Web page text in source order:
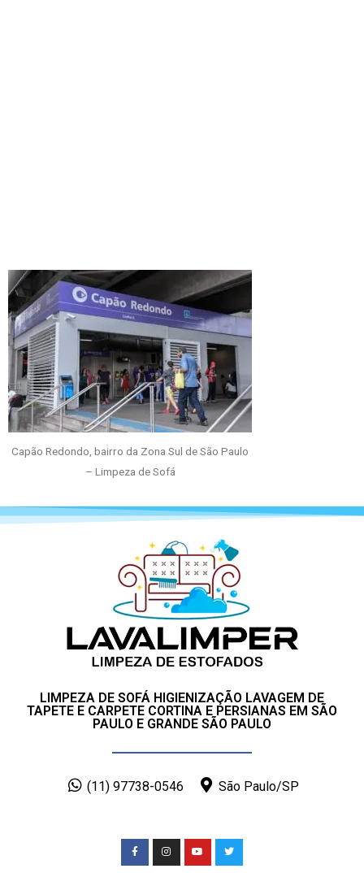
Capão Redondo, bairro da Zona Sul de São Paulo
– Limpeza de Sofá
LIMPEZA DE SOFÁ HIGIENIZAÇÃO LAVAGEM DE
TAPETE E CARPETE CORTINA E PERSIANAS EM SÃO
PAULO E GRANDE SÃO PAULO
(11) 97738-0546 São Paulo/SP